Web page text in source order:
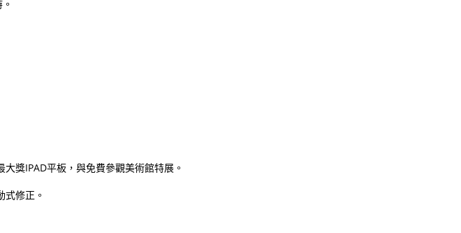
獎IPAD平板，與免費參觀美術館特展。
修正。